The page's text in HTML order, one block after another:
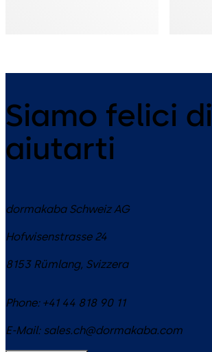
Siamo felici di
aiutarti
dormakaba Schweiz AG
Hofwisenstrasse 24
8153 Rümlang, Svizzera
Phone: +41 44 818 90 11
E-Mail: sales.ch@dormakaba.com